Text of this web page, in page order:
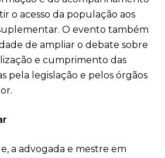
o acesso da população aos
O evento também
de ampliar o debate sobre
e cumprimento das
pela legislação e pelos órgãos
a advogada e mestre em